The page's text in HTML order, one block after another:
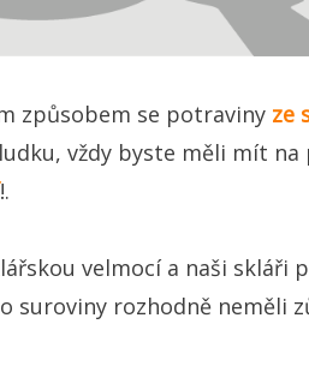
způsobem se potraviny ze
vždy byste měli mít na
!.
velmocí a naši
suroviny rozhodně neměli